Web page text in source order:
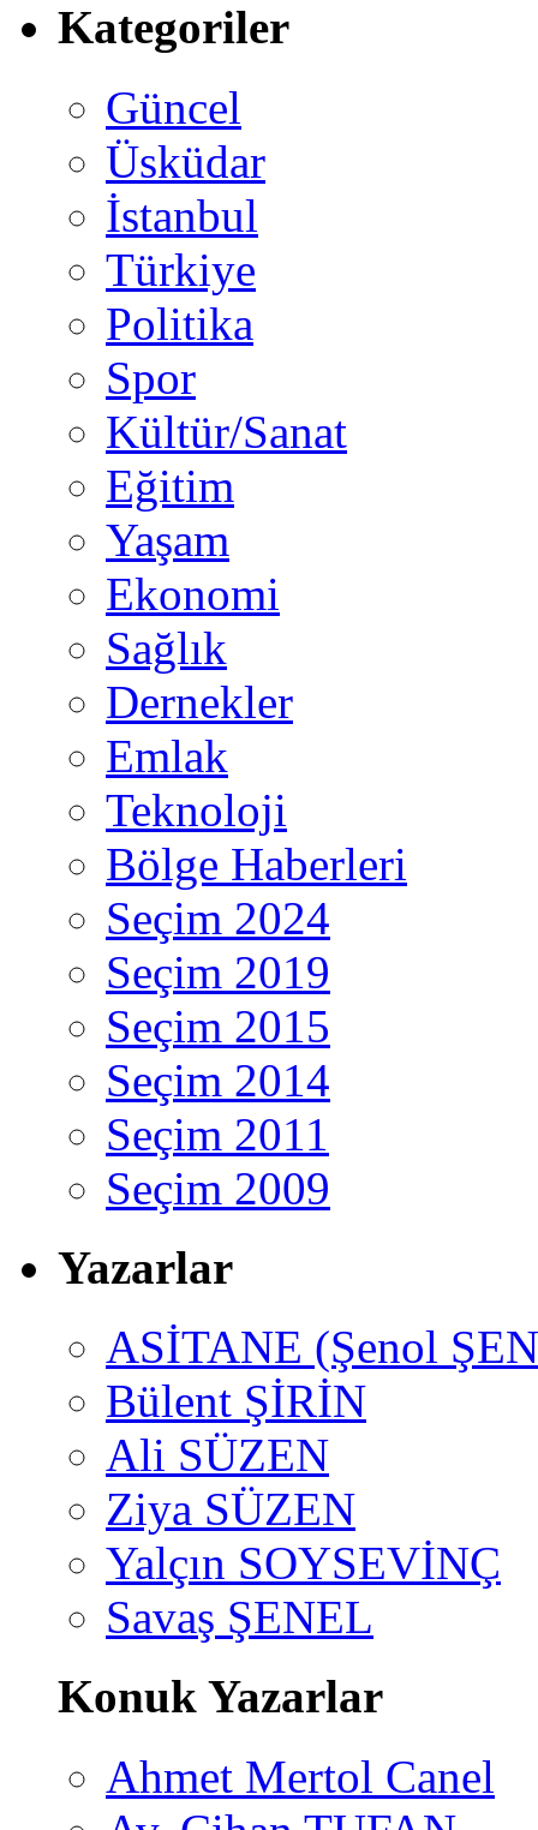
Kategoriler
Güncel
Üsküdar
İstanbul
Türkiye
Politika
Spor
Kültür/Sanat
Eğitim
Yaşam
Ekonomi
Sağlık
Dernekler
Emlak
Teknoloji
Bölge Haberleri
Seçim 2024
Seçim 2019
Seçim 2015
Seçim 2014
Seçim 2011
Seçim 2009
Yazarlar
ASİTANE (Şenol
Bülent ŞİRİN
Ali SÜZEN
Ziya SÜZEN
Yalçın SOYSEVİNÇ
Savaş ŞENEL
Konuk Yazarlar
Ahmet Mertol Canel